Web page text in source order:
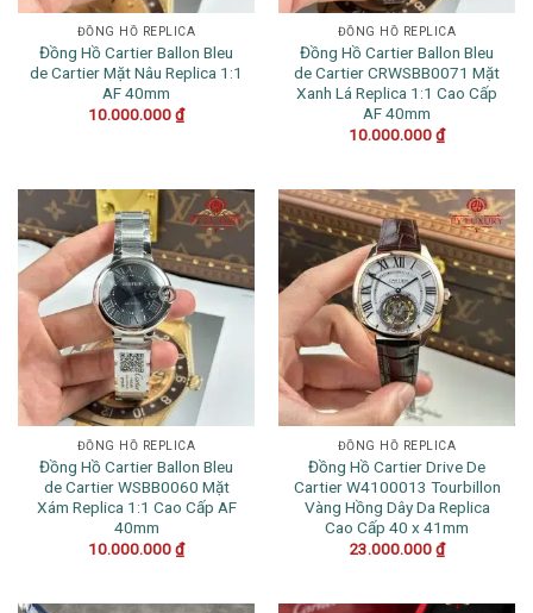
ĐỒNG HỒ REPLICA
Đồng Hồ Cartier Ballon Bleu
de Cartier Mặt Nâu Replica 1:1
AF 40mm
10.000.000₫
ĐỒNG HỒ REPLICA
Đồng Hồ Cartier Ballon Bleu
de Cartier CRWSBB0071 Mặt
Xanh Lá Replica 1:1 Cao Cấp
AF 40mm
10.000.000₫
ĐỒNG HỒ REPLICA
Đồng Hồ Cartier Ballon Bleu
de Cartier WSBB0060 Mặt
Xám Replica 1:1 Cao Cấp AF
40mm
10.000.000₫
ĐỒNG HỒ REPLICA
Đồng Hồ Cartier Drive De
Cartier W4100013 Tourbillon
Vàng Hồng Dây Da Replica
Cao Cấp 40 x 41mm
23.000.000₫